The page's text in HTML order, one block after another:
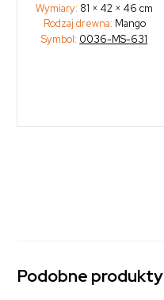
Wymiary: 81 × 42 × 46 cm
Rodzaj drewna: Mango
Symbol: 0036-MS-631
Podobne produkty